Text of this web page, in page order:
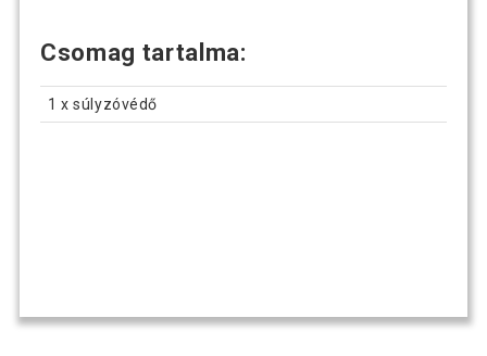
Csomag tartalma:
1 x súlyzóvédő